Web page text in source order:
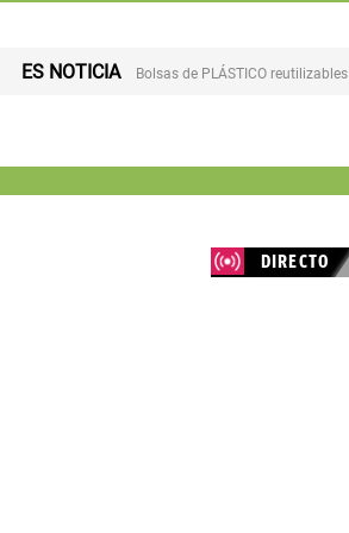
ES NOTICIA Bolsas de PLÁSTICO reutilizables
DIRECTO